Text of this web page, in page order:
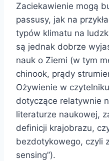
Zaciekawienie mogą
passusy, jak na
typów klimatu na
są jednak dobrze
nauk o Ziemi (w tym
chinook, prądy
Ożywienie w
dotyczące relatywnie
literaturze naukowej,
definicji krajobrazu,
bezdotykowego, czyli
sensing”).